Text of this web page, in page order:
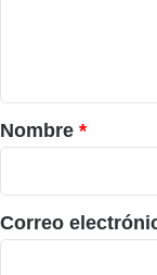
r
i
o
*
Nombre *
Correo